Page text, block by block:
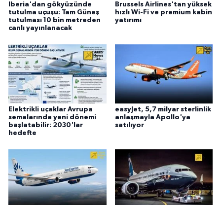
Iberia'dan gökyüzünde
tutulma uçuşu: Tam Güneş
tutulması 10 bin metreden
canlı yayınlanacak
Brussels Airlines'tan yüksek
hızlı Wi-Fi ve premium kabin
yatırımı
Elektrikli uçaklar Avrupa
semalarında yeni dönemi
başlatabilir: 2030'lar
hedefte
easyJet, 5,7 milyar sterlinlik
anlaşmayla Apollo'ya
satılıyor